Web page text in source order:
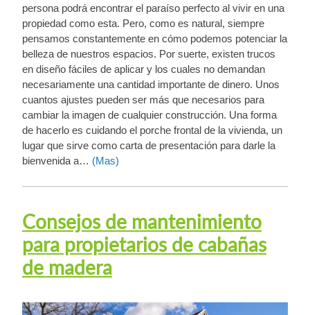
persona podrá encontrar el paraíso perfecto al vivir en una
propiedad como esta. Pero, como es natural, siempre
pensamos constantemente en cómo podemos potenciar la
belleza de nuestros espacios. Por suerte, existen trucos
en diseño fáciles de aplicar y los cuales no demandan
necesariamente una cantidad importante de dinero. Unos
cuantos ajustes pueden ser más que necesarios para
cambiar la imagen de cualquier construcción. Una forma
de hacerlo es cuidando el porche frontal de la vivienda, un
lugar que sirve como carta de presentación para darle la
bienvenida a… (Mas)
Consejos de mantenimiento
para propietarios de cabañas
de madera